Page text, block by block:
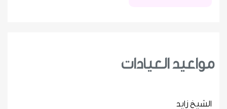
مواعيد العيادات
الشيخ زايد